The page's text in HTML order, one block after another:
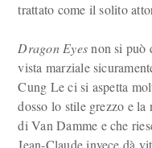
trattato come il solito
Dragon Eyesnon si può
vista marziale
Cung Le ci si aspetta
dosso lo stile grezzo e
di Van Damme e che
Jean-Claude invece dà